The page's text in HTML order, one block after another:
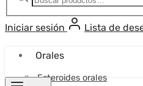
Iniciar sesión Lista de
Orales
Esteroides orales